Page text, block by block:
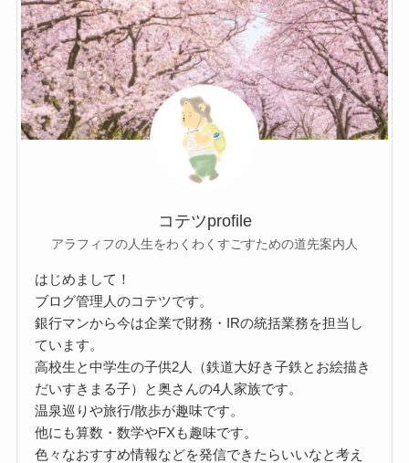
コテツprofile
アラフィフの人生をわくわくすごすための道先案内人
はじめまして！
ブログ管理人のコテツです。
銀行マンから今は企業で財務・IRの統括業務を担当し
ています。
高校生と中学生の子供2人（鉄道大好き子鉄とお絵描き
だいすきまる子）と奥さんの4人家族です。
温泉巡りや旅行/散歩が趣味です。
他にも算数・数学やFXも趣味です。
色々なおすすめ情報などを発信できたらいいなと考え